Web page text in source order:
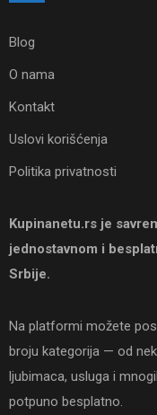
Blog
O nama
Kontakt
Uslovi korišćenja
Politika privatnosti
Kupinanetu.rs je
jednostavnom i
Srbije.
Na platformi možete
broju kategorija — od
ljubimaca, usluga i
potpuno besplatno.